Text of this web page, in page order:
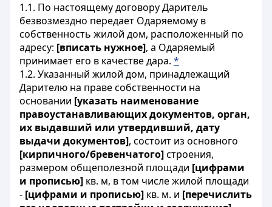
1.1. По настоящему договору Даритель
безвозмездно передает Одаряемому в
собственность жилой дом, расположенный по
адресу: [вписать нужное], а Одаряемый
принимает его в качестве дара. *
1.2. Указанный жилой дом, принадлежащий
Дарителю на праве собственности на
основании [указать наименование
правоустанавливающих документов, орган,
их выдавший или утвердивший, дату
выдачи документов], состоит из основного
[кирпичного/бревенчатого]строения,
размером общеполезной площади [цифрами
и прописью] кв. м, в том числе жилой площади
- [цифрами и прописью] кв. м. и [перечислить